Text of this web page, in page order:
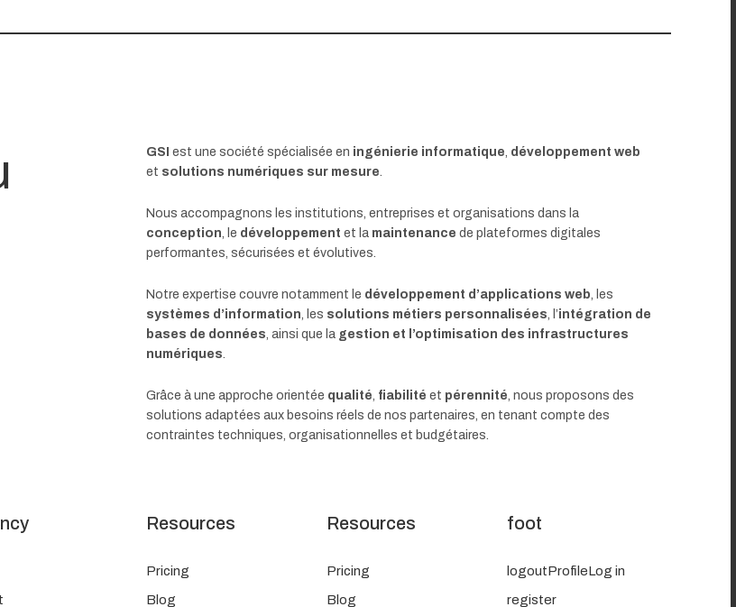
GSI est une société spécialisée en ingénierie informatique, développement web
et solutions numériques sur mesure.
Nous accompagnons les institutions, entreprises et organisations dans la
conception, le développement et la maintenance de plateformes digitales
performantes, sécurisées et évolutives.
Notre expertise couvre notamment le développement d’applications web, les
systèmes d’information, les solutions métiers personnalisées, l’intégration de
bases de données, ainsi que la gestion et l’optimisation des infrastructures
numériques.
Grâce à une approche orientée qualité, fiabilité et pérennité, nous proposons des
solutions adaptées aux besoins réels de nos partenaires, en tenant compte des
contraintes techniques, organisationnelles et budgétaires.
Resources
Pricing
Blog
Resources
Pricing
Blog
foot
logoutProfileLog in
register